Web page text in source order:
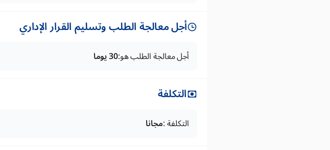
أجل معالجة الطلب وتسليم القرار الإداري
أجل معالجة الطلب هو:30 يوما
التكلفة
التكلفة :مجانا